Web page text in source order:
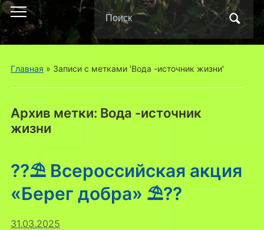
Переключить
мобильное
меню
Поиск
по:
Главная » Записи с метками 'Вода -источник жизни'
Архив метки: Вода -источник
жизни
??⛱ Всероссийская акция
«Берег добра» ⛱??
31.03.2025